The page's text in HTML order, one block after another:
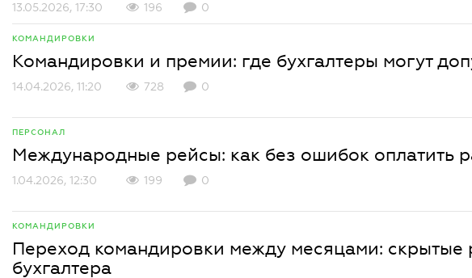
13.05.2026, 17:30 196 0
КОМАНДИРОВКИ
Командировки и премии: где бухгалтеры могут
14.04.2026, 11:20 728 0
ПЕРСОНАЛ
Международные рейсы: как без ошибок оплатить
1.04.2026, 12:30 199 0
КОМАНДИРОВКИ
Переход командировки между месяцами: скрытые
бухгалтера